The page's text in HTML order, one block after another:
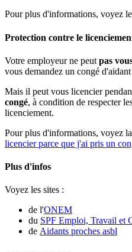
Pour plus d'informations, voyez
Protection contre le
Votre employeur ne peut pas
vous demandez un congé
Mais il peut vous licencier
congé, à condition de respecter
licenciement.
Pour plus d'informations, voyez
licencier parce que j'ai pris un
Plus d'infos
Voyez les sites :
de l'ONEM
du SPF Emploi, Travail et
de Aidants proches asbl